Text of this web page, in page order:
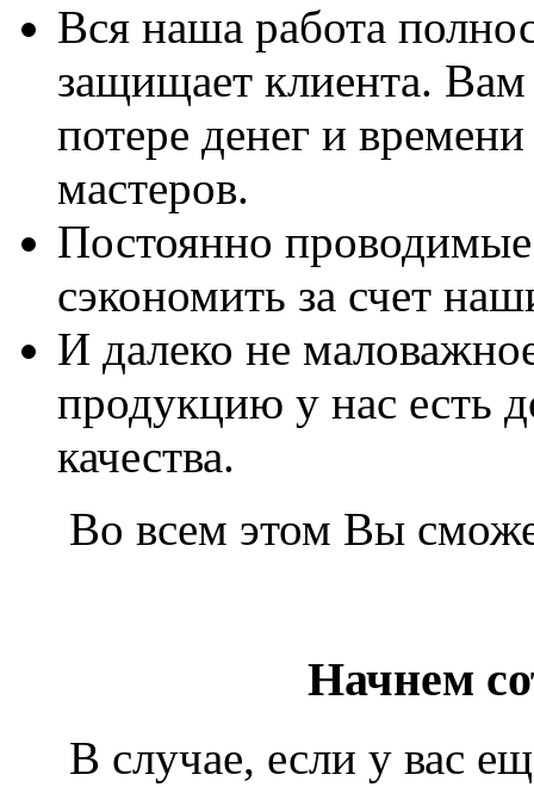
Вся наша работа
защищает клиента. Вам
потере денег и
мастеров.
Постоянно
сэкономить за счет
И далеко не
продукцию у нас есть
качества.
Во всем этом Вы
Начнем
В случае, если у вас